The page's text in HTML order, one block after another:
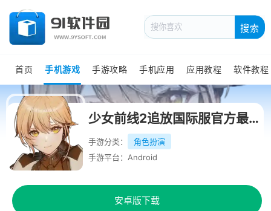
搜索
首页 手机游戏 手游攻略 手机应用 应用教程 软件教程
少女前线2追放国际服官方最新版
手游分类：
角色扮演
手游平台：Android
安卓版下载